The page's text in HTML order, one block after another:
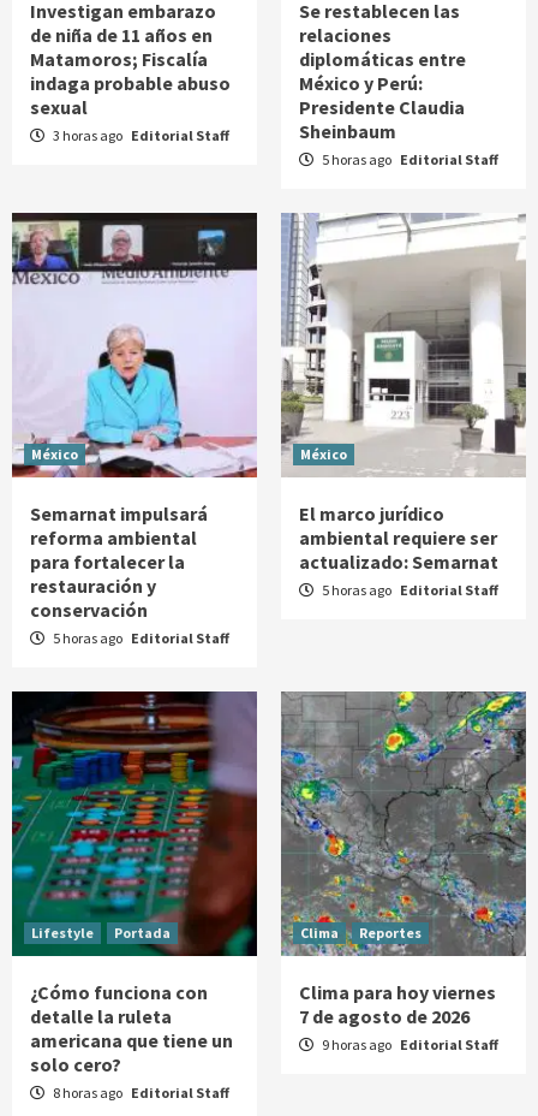
Investigan embarazo
de niña de 11 años en
Matamoros; Fiscalía
indaga probable abuso
sexual
3 horas ago Editorial Staff
Se restablecen las
relaciones
diplomáticas entre
México y Perú:
Presidente Claudia
Sheinbaum
5 horas ago Editorial Staff
México
Semarnat impulsará
reforma ambiental
para fortalecer la
restauración y
conservación
5 horas ago Editorial Staff
México
El marco jurídico
ambiental requiere ser
actualizado: Semarnat
5 horas ago Editorial Staff
Lifestyle Portada
¿Cómo funciona con
detalle la ruleta
americana que tiene un
solo cero?
8 horas ago Editorial Staff
Clima Reportes
Clima para hoy viernes
7 de agosto de 2026
9 horas ago Editorial Staff